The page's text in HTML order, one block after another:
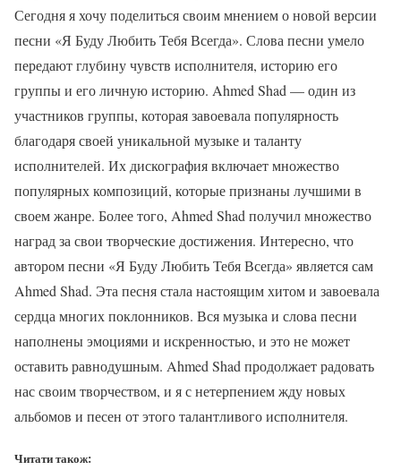
Сегодня я хочу поделиться своим мнением о новой версии
песни «Я Буду Любить Тебя Всегда». Слова песни умело
передают глубину чувств исполнителя, историю его
группы и его личную историю. Ahmed Shad — один из
участников группы, которая завоевала популярность
благодаря своей уникальной музыке и таланту
исполнителей. Их дискография включает множество
популярных композиций, которые признаны лучшими в
своем жанре. Более того, Ahmed Shad получил множество
наград за свои творческие достижения. Интересно, что
автором песни «Я Буду Любить Тебя Всегда» является сам
Ahmed Shad. Эта песня стала настоящим хитом и завоевала
сердца многих поклонников. Вся музыка и слова песни
наполнены эмоциями и искренностью, и это не может
оставить равнодушным. Ahmed Shad продолжает радовать
нас своим творчеством, и я с нетерпением жду новых
альбомов и песен от этого талантливого исполнителя.
Читати також: